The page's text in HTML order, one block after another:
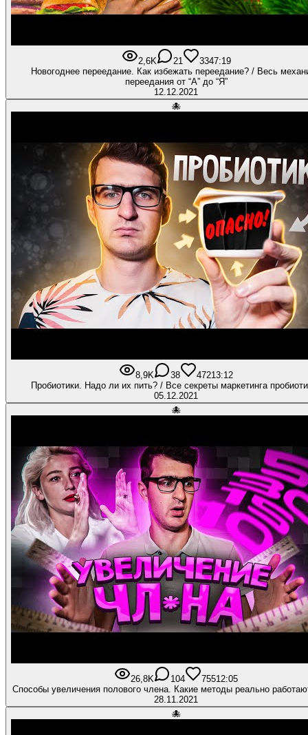
2,6K 21 3347:19
Новогоднее переедание. Как избежать переедание? / Весь
переедания от “А” до “Я”
12.12.2021
🐙
8,9K 38 47213:12
Пробиотики. Надо ли их пить? / Все секреты маркетинга
05.12.2021
🐙
26,8K 104 75512:05
Способы увеличения полового члена. Какие методы реально
28.11.2021
🐙